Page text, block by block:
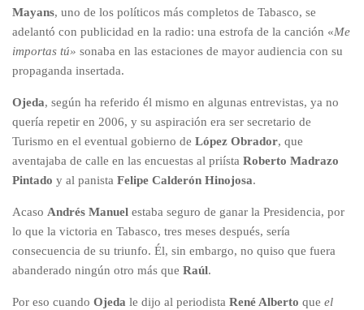
Mayans, uno de los políticos más completos de Tabasco, se
adelantó con publicidad en la radio: una estrofa de la canción «Me
importas tú» sonaba en las estaciones de mayor audiencia con su
propaganda insertada.
Ojeda, según ha referido él mismo en algunas entrevistas, ya no
quería repetir en 2006, y su aspiración era ser secretario de
Turismo en el eventual gobierno de López Obrador, que
aventajaba de calle en las encuestas al priísta Roberto Madrazo
Pintado y al panista Felipe Calderón Hinojosa.
Acaso Andrés Manuel estaba seguro de ganar la Presidencia, por
lo que la victoria en Tabasco, tres meses después, sería
consecuencia de su triunfo. Él, sin embargo, no quiso que fuera
abanderado ningún otro más que Raúl.
Por eso cuando Ojeda le dijo al periodista René Alberto que el